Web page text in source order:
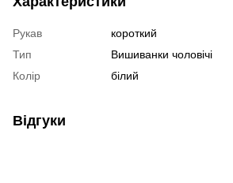
Рукав
короткий
Тип
Вишиванки чоловічі
Колір
білий
Відгуки